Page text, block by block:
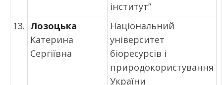
інститут”
13. Лозоцька
Катерина
Сергіївна
Національний
університет
біоресурсів і
природокористування
України